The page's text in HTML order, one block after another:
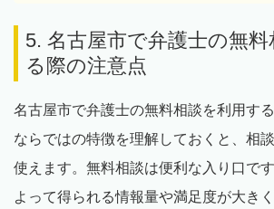
5. 名古屋市で弁護士の無
る際の注意点
名古屋市で弁護士の無料相談を利用す
ならではの特徴を理解しておくと、相
使えます。無料相談は便利な入り口で
よって得られる情報量や満足度が大きく